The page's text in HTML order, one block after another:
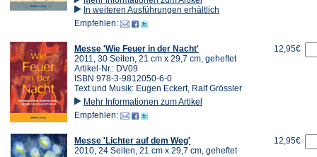
In weiteren Ausführungen erhältlich
Empfehlen:
Messe 'Wie Feuer in der Nacht'
2011, 30 Seiten, 21 cm x 29,7 cm, geheftet
Artikel-Nr.: DV09
ISBN 978-3-9812050-6-0
Text und Musik: Eugen Eckert, Ralf Grössler
Mehr Informationen zum Artikel
Empfehlen:
12,95€
Messe 'Lichter auf dem Weg'
2010, 24 Seiten, 21 cm x 29,7 cm, geheftet
12,95€